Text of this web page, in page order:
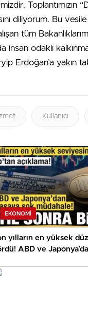
Toplantımızın
diliyorum. Bu
tüm
odaklı
Erdoğan’a yakın
Kullanıcı
EKONOMI
yılların en yüksek
ABD ve